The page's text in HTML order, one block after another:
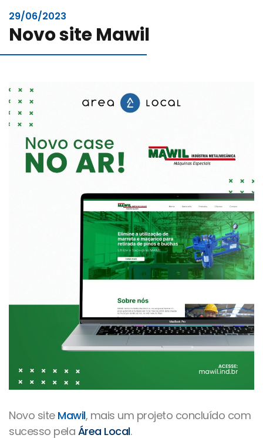
Sobre nós
Blog
Canal de comunicação
Trabalhe Conosco
29/06/2023
Novo site Mawil
Novo site Mawil, mais um projeto concluído com
sucesso pela Área Local.